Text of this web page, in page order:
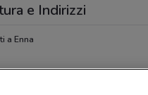
e Indirizzi
a Enna